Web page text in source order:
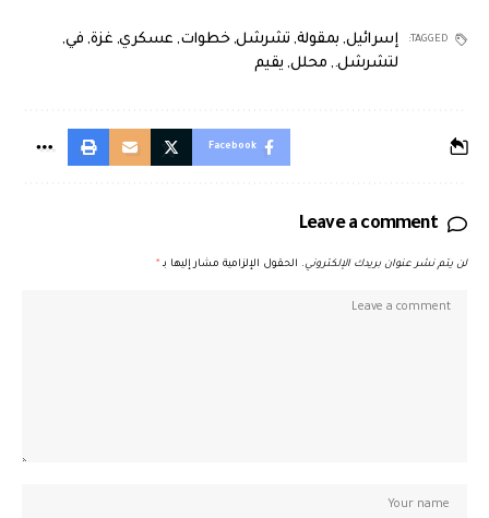
TAGGED: إسرائيل, بمقولة, تشرشل,خطوات, عسكري, غزة, في,
لتشرشل., محلل, يقيم
Facebook
Leave a comment
لن يتم نشر عنوان بريدك الإلكتروني. الحقول الإلزامية مشار إليها بـ *